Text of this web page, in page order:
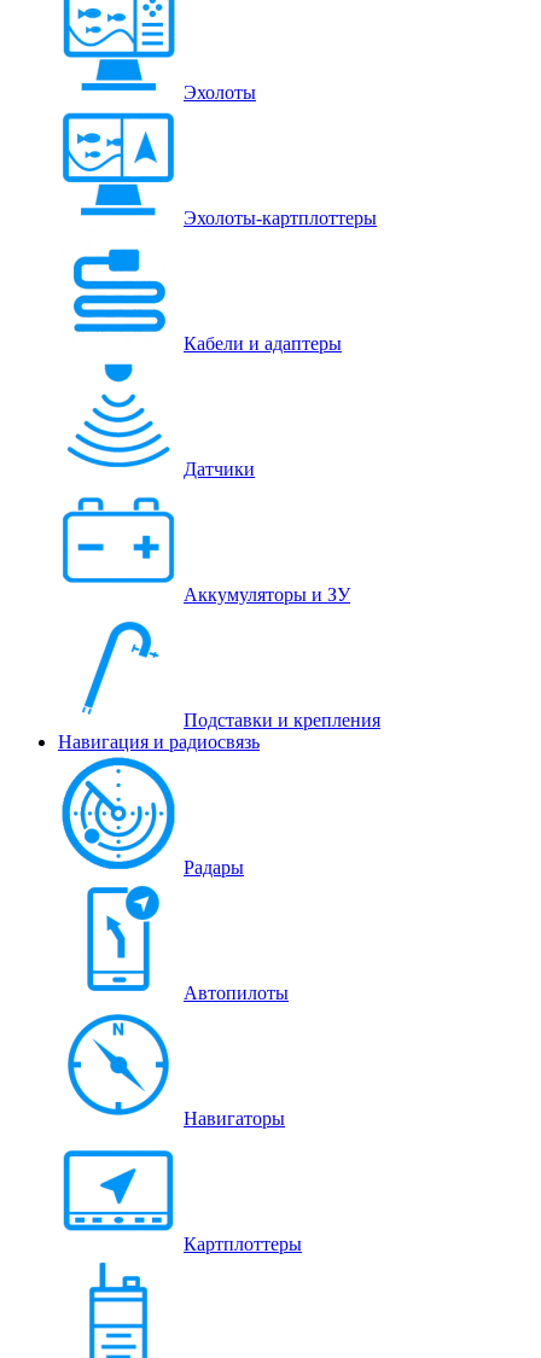
Эхолоты
Эхолоты-картплоттеры
Кабели и адаптеры
Датчики
Аккумуляторы и ЗУ
Подставки и крепления
Навигация и радиосвязь
Радары
Автопилоты
Навигаторы
Картплоттеры